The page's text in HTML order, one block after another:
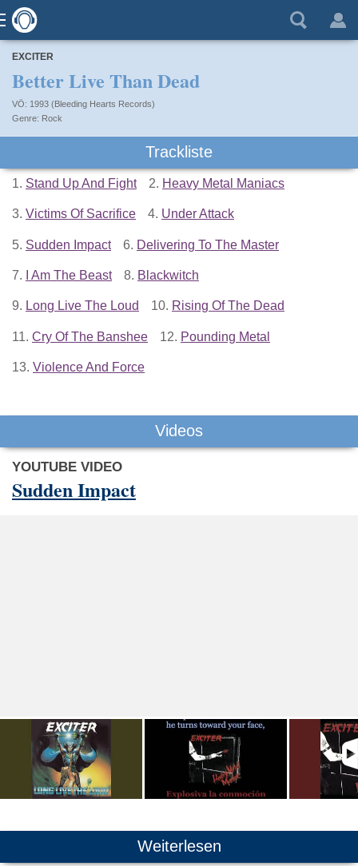
EXCITER
Better Live Than Dead
VÖ: 1993 (Bleeding Hearts Records)
Rock
Trackliste
1. Stand Up And Fight 2. Heavy Metal Maniacs
3. Victims Of Sacrifice 4. Under Attack
5. Sudden Impact 6. Delivering To The Master
7. I Am The Beast 8. Blackwitch
9. Long Live The Loud 10. Rising Of The Dead
11. Cry Of The Banshee 12. Pounding Metal
13. Violence And Force
Videos
YOUTUBE VIDEO
Sudden Impact
Weiterlesen